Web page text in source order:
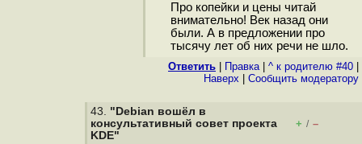
Про копейки и цены читай
внимательно! Век назад они
были. А в предложении про
тысячу лет об них речи не шло.
Ответить Правка| ^ к родителю #40
Наверх
Cообщить модератору
43. "Debian вошёл в
консультативный cовет проекта
KDE"
+ / –